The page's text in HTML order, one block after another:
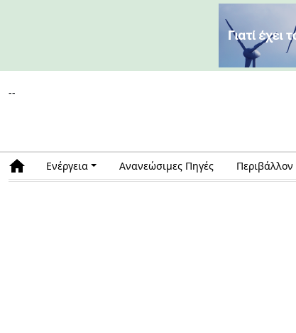
--
Ενέργεια Ανανεώσιμες Πηγές Περιβάλλον